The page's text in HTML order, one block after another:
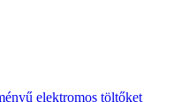
elektromos töltőket